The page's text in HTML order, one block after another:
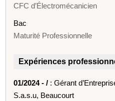
CFC d’Électromécanicien
Bac
Maturité Professionnelle
Expériences
01/2024 - / : Gérant
S.a.s.u, Beaucourt